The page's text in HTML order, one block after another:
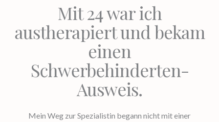
Mit 24 war ich
austherapiert und bekam
einen
Schwerbehinderten-
Ausweis.
Mein Weg zur Spezialistin begann nicht mit einer